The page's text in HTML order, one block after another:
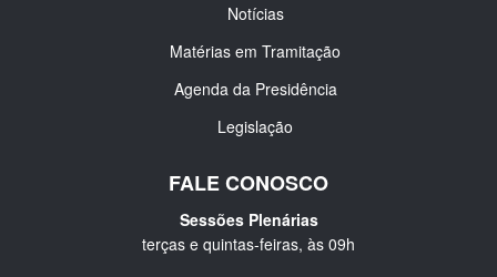
Notícias
Matérias em Tramitação
Agenda da Presidência
Legislação
FALE CONOSCO
Sessões Plenárias
terças e quintas-feiras, às 09h